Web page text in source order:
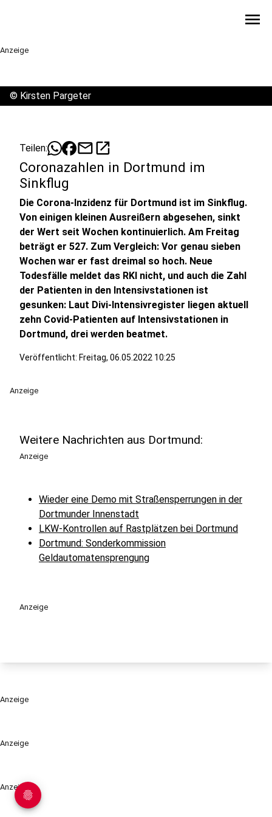
menu
Anzeige
Anzeige
Anzeige
© Kirsten Pargeter
Teilen: mailopen_in_new
Coronazahlen in Dortmund im
Sinkflug
Die Corona-Inzidenz für Dortmund ist im Sinkflug.
Von einigen kleinen Ausreißern abgesehen, sinkt
der Wert seit Wochen kontinuierlich. Am Freitag
beträgt er 527. Zum Vergleich: Vor genau sieben
Wochen war er fast dreimal so hoch. Neue
Todesfälle meldet das RKI nicht, und auch die Zahl
der Patienten in den Intensivstationen ist
gesunken: Laut Divi-Intensivregister liegen aktuell
zehn Covid-Patienten auf Intensivstationen in
Dortmund, drei werden beatmet.
Veröffentlicht: Freitag, 06.05.2022 10:25
Anzeige
Weitere Nachrichten aus Dortmund:
Anzeige
Wieder eine Demo mit Straßensperrungen in der
Dortmunder Innenstadt
LKW-Kontrollen auf Rastplätzen bei Dortmund
Dortmund: Sonderkommission
Geldautomatensprengung
Anzeige
Anzeige